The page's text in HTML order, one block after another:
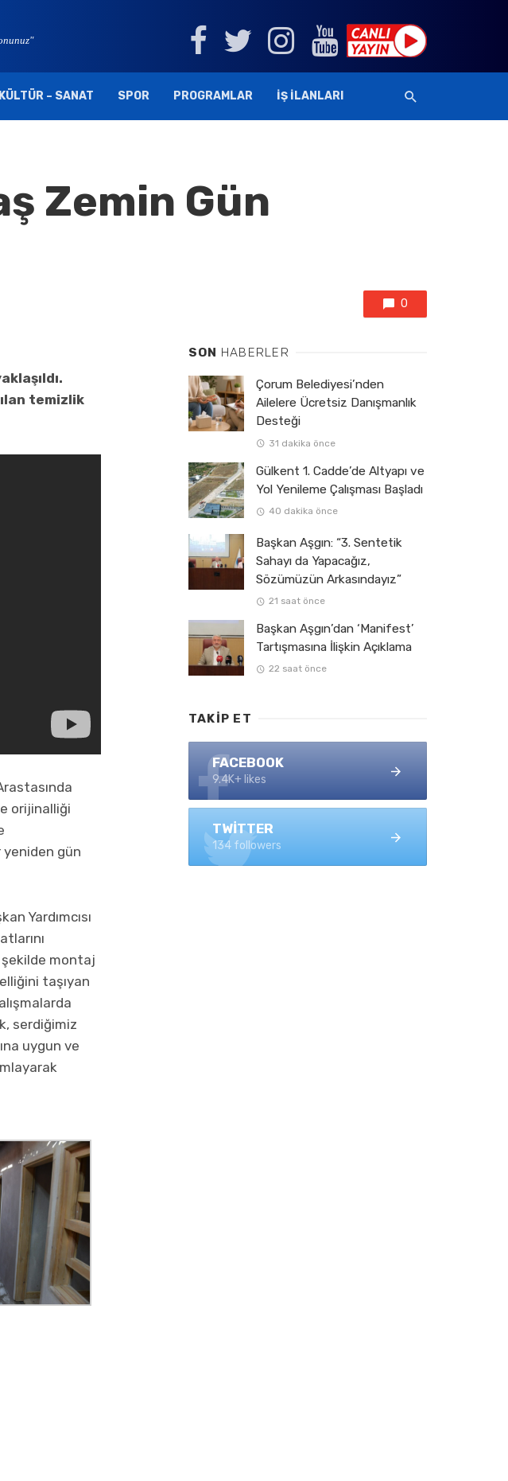
KÜLTÜR – SANAT SPOR PROGRAMLAR İŞ İLANLARI
Zemin Gün
0
temizlik
orijinalliği
gün
Yardımcısı
şekilde montaj
taşıyan
serdiğimiz
uygun ve
SON HABERLER
Çorum Belediyesi’nden
Ailelere Ücretsiz Danışmanlık
Desteği
31 dakika önce
Gülkent 1. Cadde’de Altyapı ve
Yol Yenileme Çalışması Başladı
40 dakika önce
Başkan Aşgın: “3. Sentetik
Sahayı da Yapacağız,
Sözümüzün Arkasındayız”
21 saat önce
Başkan Aşgın’dan ‘Manifest’
Tartışmasına İlişkin Açıklama
22 saat önce
TAKIP ET
FACEBOOK
9.4K+ likes
TWITTER
134 followers